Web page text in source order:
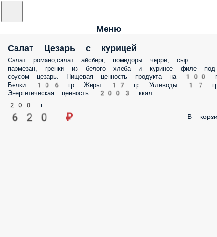
Меню
Салат Цезарь с курицей
Салат романо,салат айсберг, помидоры черри, сыр
пармезан, гренки из белого хлеба и куриное филе под
соусом цезарь. Пищевая ценность продукта на 100
Белки: 10.6 гр. Жиры: 17 гр. Углеводы: 1.7
Энергетическая ценность: 200.3 ккал.
200 г.
620 ₽ В